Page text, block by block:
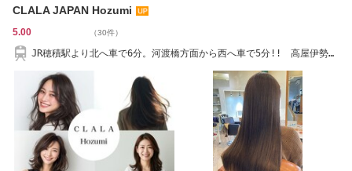
CLALA JAPAN Hozumi
5.00 （30件）
JR穂積駅より北へ車で6分。河渡橋方面から西へ車で5分!! 高屋伊勢田